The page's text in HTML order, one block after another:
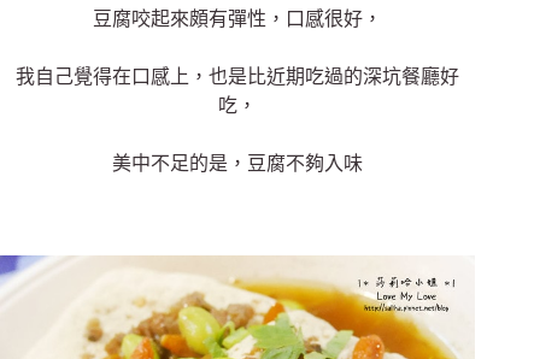
豆腐咬起來頗有彈性，口感很好，
我自己覺得在口感上，也是比近期吃過的深坑餐廳好
吃，
美中不足的是，豆腐不夠入味